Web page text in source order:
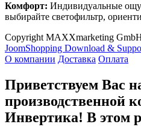
Комфорт: Индивидуальные
выбирайте светофильтр,
Copyright MAXXmarketing
JoomShopping Download &
О компании Доставка Оплата
Приветствуем Вас
производственной
Инвертика! В этом